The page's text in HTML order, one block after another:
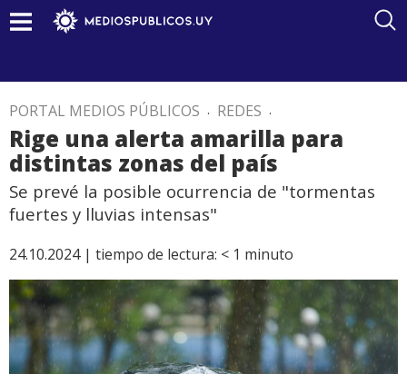
PORTAL MEDIOS PÚBLICOS . REDES .
Rige una alerta amarilla para
distintas zonas del país
Se prevé la posible ocurrencia de "tormentas
fuertes y lluvias intensas"
24.10.2024 | tiempo de lectura: < 1 minuto